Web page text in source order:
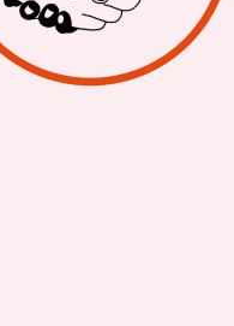
trostlosen
Achtziger
World,die die
besagter